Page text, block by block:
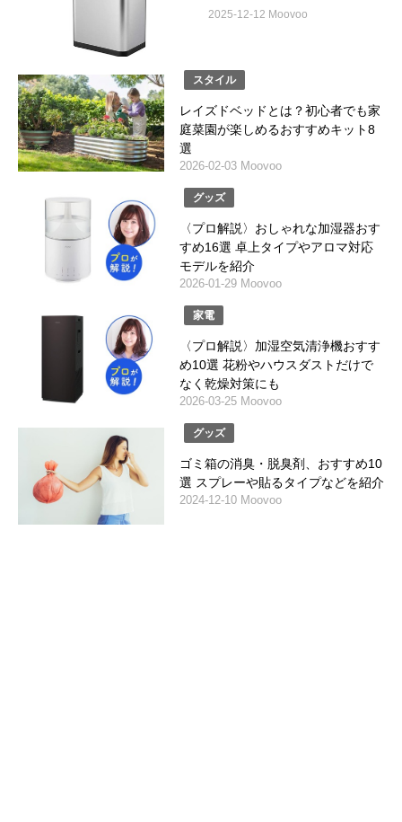
2025-12-12 Moovoo
スタイル
レイズドベッドとは？初心者でも家
庭菜園が楽しめるおすすめキット8
選
2026-02-03 Moovoo
グッズ
〈プロ解説〉おしゃれな加湿器おす
すめ16選 卓上タイプやアロマ対応
モデルを紹介
2026-01-29 Moovoo
家電
〈プロ解説〉加湿空気清浄機おすす
め10選 花粉やハウスダストだけで
なく乾燥対策にも
2026-03-25 Moovoo
グッズ
ゴミ箱の消臭・脱臭剤、おすすめ10
選 スプレーや貼るタイプなどを紹介
2024-12-10 Moovoo